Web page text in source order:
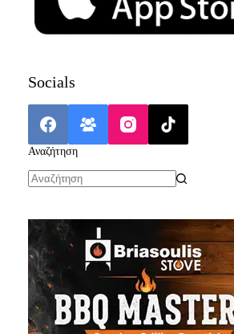
Socials
Αναζήτηση